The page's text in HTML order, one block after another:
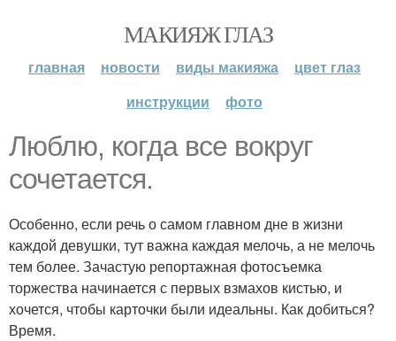
МАКИЯЖ ГЛАЗ
главная новости виды макияжа
цвет глаз
инструкции
фото
Люблю, когда все вокруг
сочетается.
Особенно, если речь о самом главном дне в жизни
каждой девушки, тут важна каждая мелочь, а не мелочь
тем более. Зачастую репортажная фотосъемка
торжества начинается с первых взмахов кистью, и
хочется, чтобы карточки были идеальны. Как добиться?
Время.